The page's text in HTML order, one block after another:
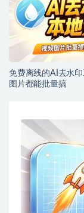
免费离线的AI去水
图片都能批量搞